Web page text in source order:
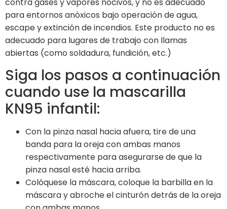
contra gases y vapores nocivos, y no es adecuado
para entornos anóxicos bajo operación de agua,
escape y extinción de incendios. Este producto no es
adecuado para lugares de trabajo con llamas
abiertas (como soldadura, fundición, etc.)
Siga los pasos a continuación
cuando use la mascarilla
KN95 infantil:
Con la pinza nasal hacia afuera, tire de una
banda para la oreja con ambas manos
respectivamente para asegurarse de que la
pinza nasal esté hacia arriba.
Colóquese la máscara, coloque la barbilla en la
máscara y abroche el cinturón detrás de la oreja